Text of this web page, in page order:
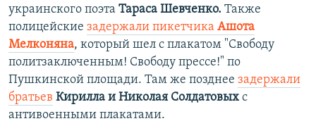
украинского поэта Тараса Шевченко. Также
полицейские задержали пикетчика Ашота
Мелконяна, который шел с плакатом "Свободу
политзаключенным! Свободу прессе!" по
Пушкинской площади. Там же позднее задержали
братьев Кирилла и Николая Солдатовых с
антивоенными плакатами.